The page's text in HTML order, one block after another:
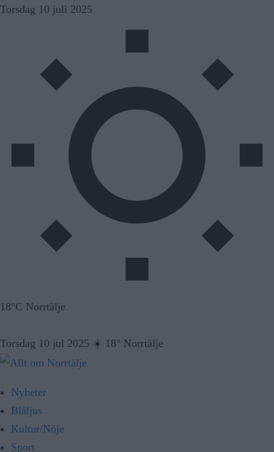
Skip
Torsdag 10 juli 2025
18°C Norrtälje
Torsdag 10 jul 2025 ☀️ 18° Norrtälje
Nyheter
Blåljus
Kultur/Nöje
Sport